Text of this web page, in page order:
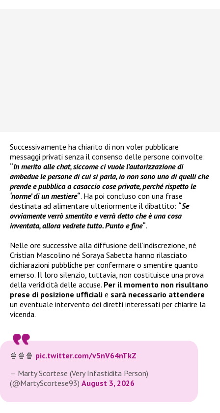
Successivamente ha chiarito di non voler pubblicare
messaggi privati senza il consenso delle persone coinvolte:
“In merito alle chat, siccome ci vuole l’autorizzazione di
ambedue le persone di cui si parla, io non sono uno di quelli che
prende e pubblica a casaccio cose private, perché rispetto le
‘norme’ di un mestiere“. Ha poi concluso con una frase
destinata ad alimentare ulteriormente il dibattito: “Se
ovviamente verrò smentito e verrà detto che è una cosa
inventata, allora vedrete tutto. Punto e fine“.
Nelle ore successive alla diffusione dell’indiscrezione, né
Cristian Mascolino né Soraya Sabetta hanno rilasciato
dichiarazioni pubbliche per confermare o smentire quanto
emerso. Il loro silenzio, tuttavia, non costituisce una prova
della veridicità delle accuse. Per il momento non risultano
prese di posizione ufficiali e sarà necessario attendere
un eventuale intervento dei diretti interessati per chiarire la
vicenda.
🍿🍿🍿 pic.twitter.com/v5nV64nTkZ
— Marty Scortese (Very Infastidita Person)
(@MartyScortese93) August 3, 2026